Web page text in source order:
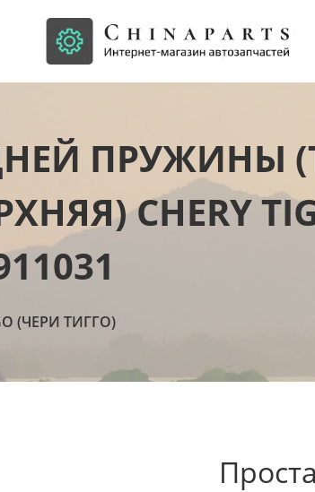
ПРУЖИНЫ
CHERY
(ЧЕРИ ТИГГО)